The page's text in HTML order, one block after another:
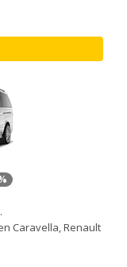
Caravella, Renault